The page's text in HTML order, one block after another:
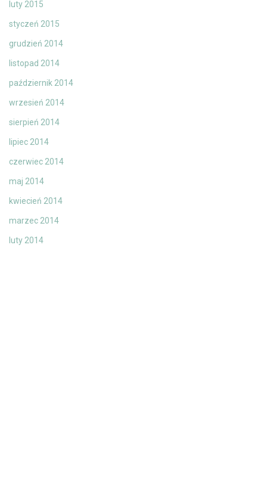
luty 2015
styczeń 2015
grudzień 2014
listopad 2014
październik 2014
wrzesień 2014
sierpień 2014
lipiec 2014
czerwiec 2014
maj 2014
kwiecień 2014
marzec 2014
luty 2014